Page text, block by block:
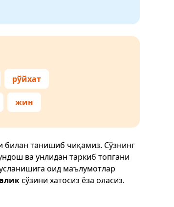
рўйхат
жин
билан танишиб чиқамиз. Сўзнинг
ва унлидан таркиб топгани
оид маълумотлар
сўзини хатосиз ёза оласиз.